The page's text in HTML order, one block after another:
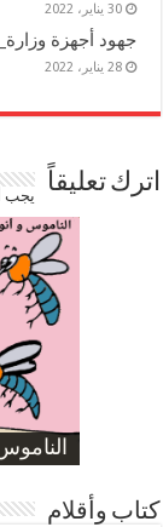
30 يناير، 2022
جهود أجهزة
28 يناير، 2022
اترك تعليقاً يجب
صورة
صورة
كتاب وأقلام